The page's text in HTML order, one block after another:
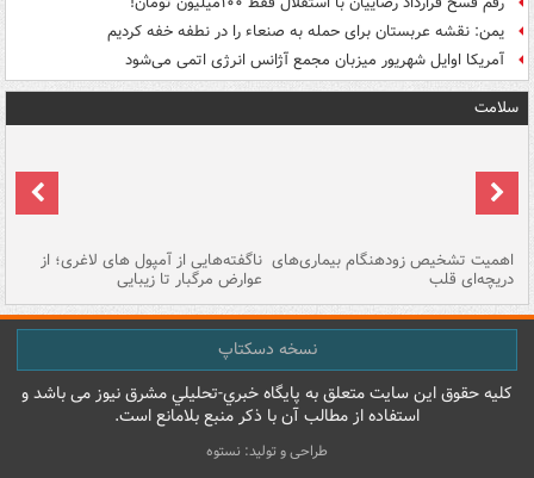
یمن: نقشه عربستان برای حمله به صنعاء را در نطفه خفه کردیم
آمریکا اوایل شهریور میزبان مجمع آژانس انرژی اتمی می‌شود
سلامت
اهمیت تشخیص زودهنگام بیماری‌های
دریچه‌ای قلب
ناگفته‌هایی از آمپول های لاغری؛ از
عوارض مرگبار تا زیبایی
نسخه دسکتاپ
کليه حقوق اين سايت متعلق به پایگاه خبري-تحليلي مشرق نيوز می باشد و
استفاده از مطالب آن با ذکر منبع بلامانع است.
طراحی و تولید: نستوه